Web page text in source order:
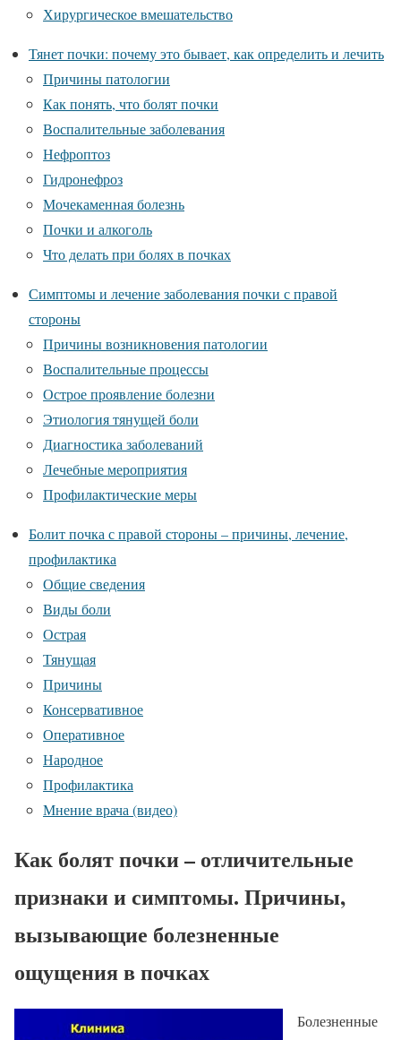
Хирургическое вмешательство
Тянет почки: почему это бывает, как определить и лечить
Причины патологии
Как понять, что болят почки
Воспалительные заболевания
Нефроптоз
Гидронефроз
Мочекаменная болезнь
Почки и алкоголь
Что делать при болях в почках
Симптомы и лечение заболевания почки с правой
стороны
Причины возникновения патологии
Воспалительные процессы
Острое проявление болезни
Этиология тянущей боли
Диагностика заболеваний
Лечебные мероприятия
Профилактические меры
Болит почка с правой стороны – причины, лечение,
профилактика
Общие сведения
Виды боли
Острая
Тянущая
Причины
Консервативное
Оперативное
Народное
Профилактика
Мнение врача (видео)
Как болят почки – отличительные
признаки и симптомы. Причины,
вызывающие болезненные
ощущения в почках
Болезненные